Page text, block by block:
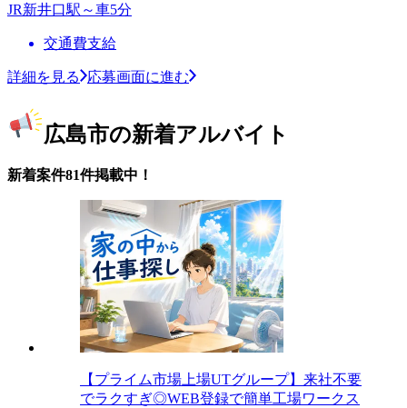
JR新井口駅～車5分
交通費支給
詳細を見る 応募画面に進む
広島市の新着アルバイト
新着案件81件掲載中！
【プライム市場上場UTグループ】来社不要
でラクすぎ◎WEB登録で簡単工場ワークス